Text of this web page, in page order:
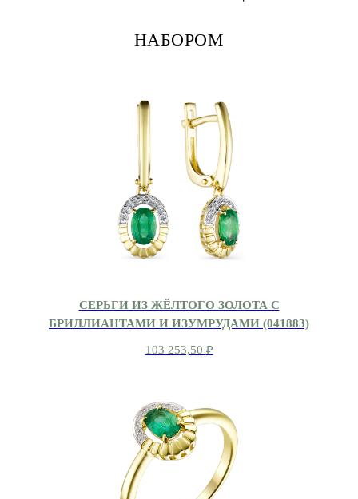
НАБОРОМ
СЕРЬГИ ИЗ ЖЁЛТОГО ЗОЛОТА С
БРИЛЛИАНТАМИ И ИЗУМРУДАМИ (041883)
103 253,50 ₽